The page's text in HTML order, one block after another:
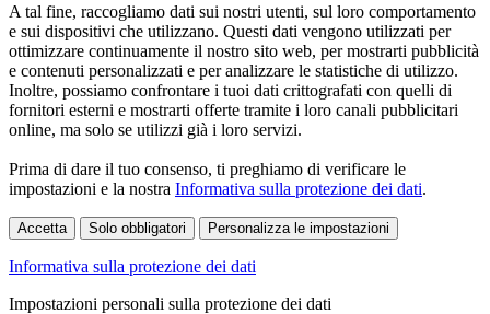
A tal fine, raccogliamo dati sui nostri utenti, sul loro comportamento
e sui dispositivi che utilizzano. Questi dati vengono utilizzati per
ottimizzare continuamente il nostro sito web, per mostrarti pubblicità
e contenuti personalizzati e per analizzare le statistiche di utilizzo.
Inoltre, possiamo confrontare i tuoi dati crittografati con quelli di
fornitori esterni e mostrarti offerte tramite i loro canali pubblicitari
online, ma solo se utilizzi già i loro servizi.
Prima di dare il tuo consenso, ti preghiamo di verificare le
impostazioni e la nostra Informativa sulla protezione dei dati.
Accetta Solo obbligatori Personalizza le impostazioni
Informativa sulla protezione dei dati
Impostazioni personali sulla protezione dei dati